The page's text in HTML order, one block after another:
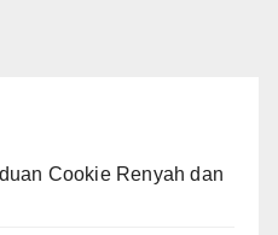
Cookie Renyah dan